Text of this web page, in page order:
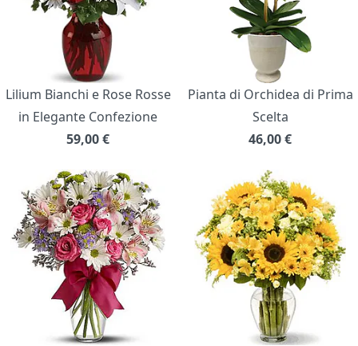
Lilium Bianchi e Rose Rosse
in Elegante Confezione
59,00€
Pianta di Orchidea di Prima
Scelta
46,00€